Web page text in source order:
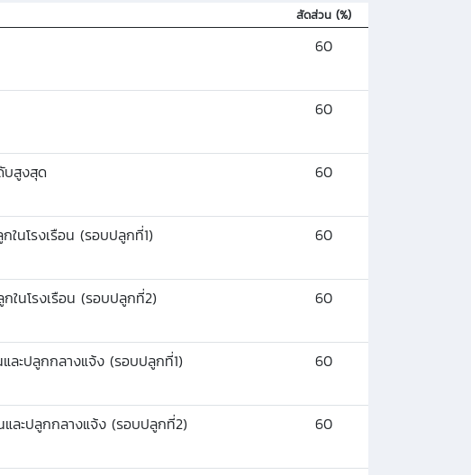
สัดส่วน (%)
60
60
บสูงสุด 60
นโรงเรือน (รอบปลูกที่1) 60
นโรงเรือน (รอบปลูกที่2) 60
ละปลูกกลางแจ้ง (รอบปลูกที่1) 60
ละปลูกกลางแจ้ง (รอบปลูกที่2) 60